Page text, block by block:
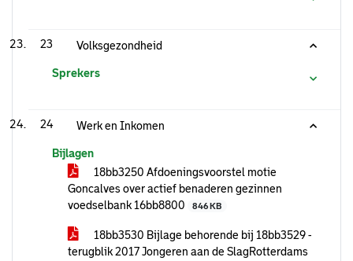
23 Volksgezondheid
Sprekers
24 Werk en Inkomen
Bijlagen
18bb3250 Afdoeningsvoorstel motie
Goncalves over actief benaderen gezinnen
voedselbank 16bb8800
846 KB
18bb3530 Bijlage behorende bij 18bb3529 -
terugblik 2017 Jongeren aan de SlagRotterdams